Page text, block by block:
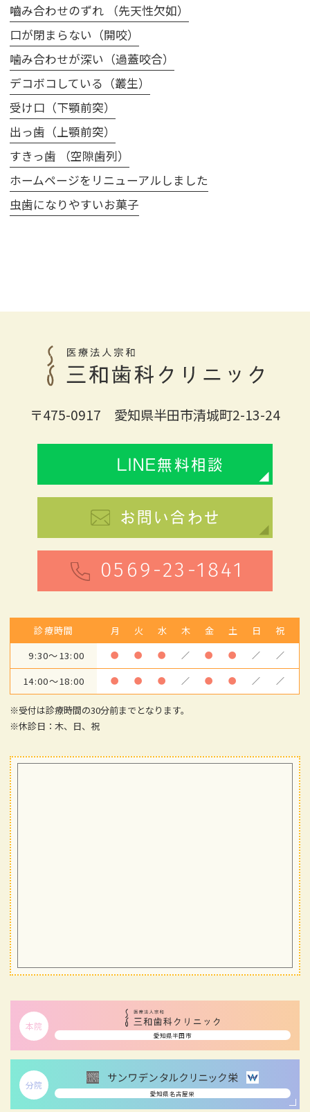
嚙み合わせのずれ （先天性欠如）
口が閉まらない（開咬）
噛み合わせが深い（過蓋咬合）
デコボコしている（叢生）
受け口（下顎前突）
出っ歯（上顎前突）
すきっ歯 （空隙歯列）
ホームページをリニューアルしました
虫歯になりやすいお菓子
〒475-0917 愛知県半田市清城町2-13-24
LINE無料相談
お問い合わせ
0569-23-1841
診療時間 月 火 水 木 金 土 日
祝
9:30～13:00
● ● ● ／ ● ● ／ ／
14:00～18:00 ● ● ● ／ ● ● ／ ／
※受付は診療時間の30分前までとなります。
※休診日：木、日、祝
本院
愛知県半田市
分院
愛知県名古屋栄